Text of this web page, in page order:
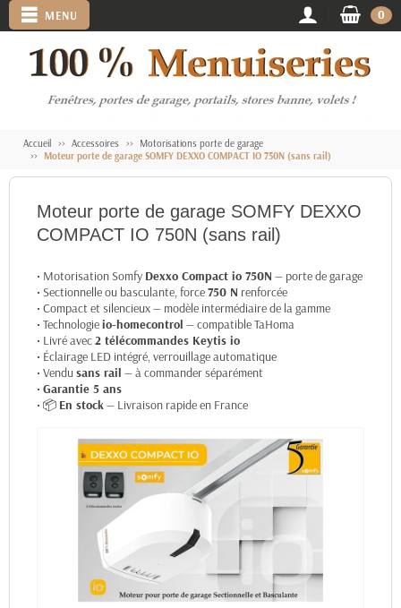
MENU 0
Accueil Accessoires
Motorisations porte de garage
Moteur porte de garage SOMFY DEXXO COMPACT IO 750N (sans rail)
Moteur porte de garage SOMFY DEXXO
COMPACT IO 750N (sans rail)
• Motorisation Somfy Dexxo Compact io 750N — porte de garage
• Sectionnelle ou basculante, force750 N renforcée
• Compact et silencieux — modèle intermédiaire de la gamme
• Technologieio-homecontrol — compatible TaHoma
• Livré avec2 télécommandes Keytis io
• Éclairage LED intégré, verrouillage automatique
• Vendusans rail — à commander séparément
• Garantie 5 ans
• 📦 En stock— Livraison rapide en France